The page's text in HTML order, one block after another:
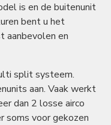
is en de buitenunit
bent u het
aanbevolen en
split systeem.
aan. Vaak werkt
dan 2 losse airco
soms voor gekozen